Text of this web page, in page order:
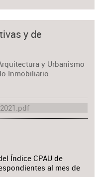
y de
y Urbanismo
Inmobiliario
Índice CPAU de
al mes de